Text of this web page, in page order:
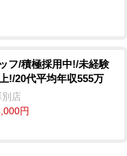
フ/積極採用中!/未経験
!/20代平均年収555万
店
円